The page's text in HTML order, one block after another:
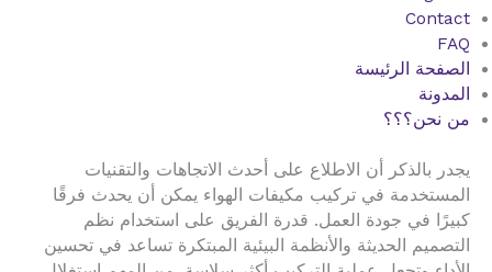
Contact
FAQ
الصفحة الرئيسة
المدونة
من نحن؟؟؟
يجدر بالذكر أن الاطلاع على أحدث الاتجاهات والتقنيات
المستخدمة في تركيب مكيفات الهواء يمكن أن يحدث فرقًا
كبيرًا في جودة العمل. قدرة الفريق على استخدام نظم
التصميم الحديثة والأنظمة البيئية المبتكرة تساعد في تحسين